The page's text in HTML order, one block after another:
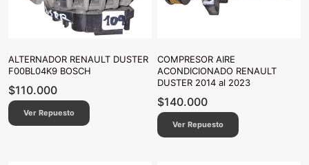
ALTERNADOR RENAULT DUSTER
F00BL04K9 BOSCH
$110.000
Ver Repuesto
COMPRESOR AIRE
ACONDICIONADO RENAULT
DUSTER 2014 al 2023
$140.000
Ver Repuesto